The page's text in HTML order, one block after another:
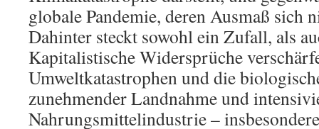
globale Pandemie, deren Ausmaß sich
Dahinter steckt sowohl ein Zufall, als
Kapitalistische Widersprüche
Umweltkatastrophen und die
zunehmender Landnahme und
Nahrungsmittelindustrie –